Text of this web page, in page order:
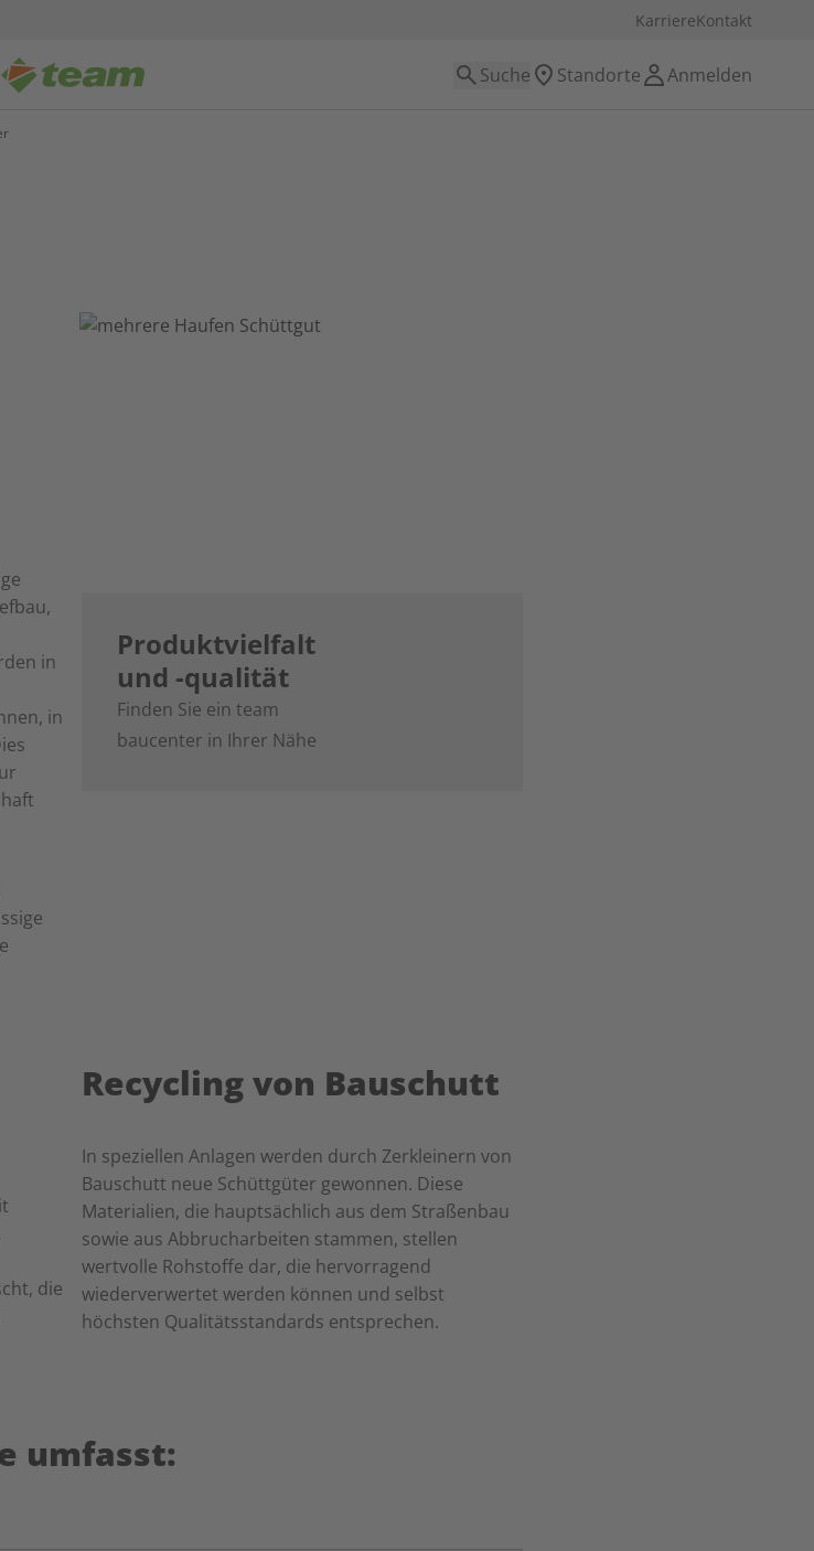
KarriereKontakt
Suche Standorte Anmelden
in
in
Produktvielfalt
und -qualität
Finden Sie ein team
baucenter in Ihrer Nähe
die
Recycling von Bauschutt
In speziellen Anlagen werden durch Zerkleinern von
Bauschutt neue Schüttgüter gewonnen. Diese
Materialien, die hauptsächlich aus dem Straßenbau
sowie aus Abbrucharbeiten stammen, stellen
wertvolle Rohstoffe dar, die hervorragend
wiederverwertet werden können und selbst
höchsten Qualitätsstandards entsprechen.
umfasst: